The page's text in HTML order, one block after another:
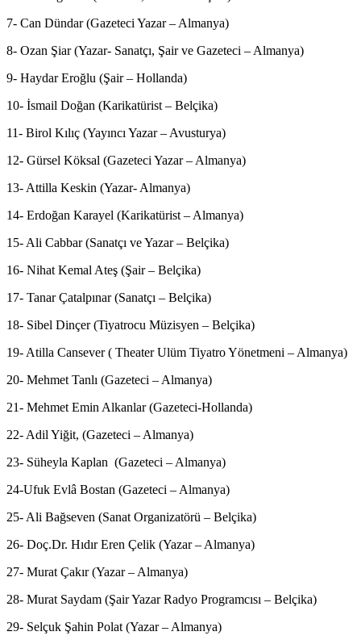
7- Can Dündar (Gazeteci Yazar – Almanya)
8- Ozan Şiar (Yazar- Sanatçı, Şair ve Gazeteci – Almanya)
9- Haydar Eroğlu (Şair – Hollanda)
10- İsmail Doğan (Karikatürist – Belçika)
11- Birol Kılıç (Yayıncı Yazar – Avusturya)
12- Gürsel Köksal (Gazeteci Yazar – Almanya)
13- Attilla Keskin (Yazar- Almanya)
14- Erdoğan Karayel (Karikatürist – Almanya)
15- Ali Cabbar (Sanatçı ve Yazar – Belçika)
16- Nihat Kemal Ateş (Şair – Belçika)
17- Tanar Çatalpınar (Sanatçı – Belçika)
18- Sibel Dinçer (Tiyatrocu Müzisyen – Belçika)
19- Atilla Cansever ( Theater Ulüm Tiyatro Yönetmeni – Almanya)
20- Mehmet Tanlı (Gazeteci – Almanya)
21- Mehmet Emin Alkanlar (Gazeteci-Hollanda)
22- Adil Yiğit, (Gazeteci – Almanya)
23- Süheyla Kaplan (Gazeteci – Almanya)
24-Ufuk Evlâ Bostan (Gazeteci – Almanya)
25- Ali Bağseven (Sanat Organizatörü – Belçika)
26- Doç.Dr. Hıdır Eren Çelik (Yazar – Almanya)
27- Murat Çakır (Yazar – Almanya)
28- Murat Saydam (Şair Yazar Radyo Programcısı – Belçika)
29- Selçuk Şahin Polat (Yazar – Almanya)